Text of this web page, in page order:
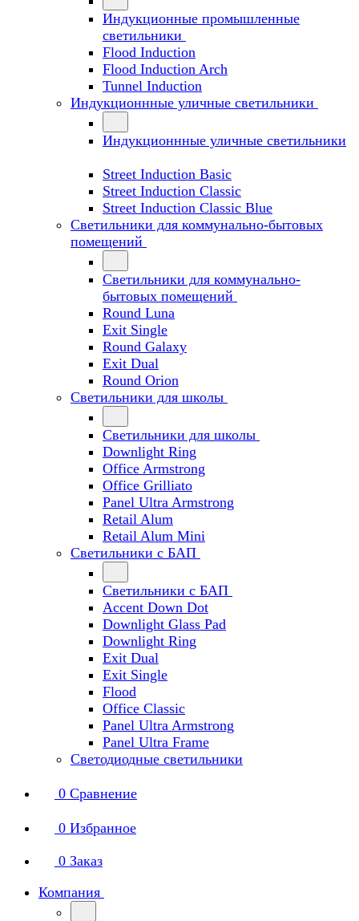
Индукционные промышленные
светильники
Flood Induction
Flood Induction Arch
Tunnel Induction
Индукционнные уличные светильники
Индукционнные уличные светильники
Street Induction Basic
Street Induction Classic
Street Induction Classic Blue
Светильники для коммунально-бытовых
помещений
Светильники для коммунально-
бытовых помещений
Round Luna
Exit Single
Round Galaxy
Exit Dual
Round Orion
Светильники для школы
Светильники для школы
Downlight Ring
Office Armstrong
Office Grilliato
Panel Ultra Armstrong
Retail Alum
Retail Alum Mini
Светильники с БАП
Светильники с БАП
Accent Down Dot
Downlight Glass Pad
Downlight Ring
Exit Dual
Exit Single
Flood
Office Classic
Panel Ultra Armstrong
Panel Ultra Frame
Светодиодные светильники
0 Сравнение
0 Избранное
0 Заказ
Компания